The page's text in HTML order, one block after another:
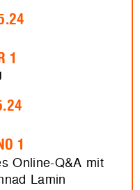
1
1
Online-Q&A mit
Lamin